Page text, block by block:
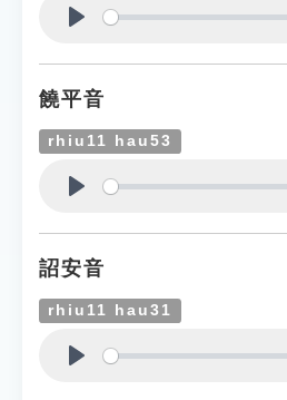
饒平音
rhiu11 hau53
詔安音
rhiu11 hau31